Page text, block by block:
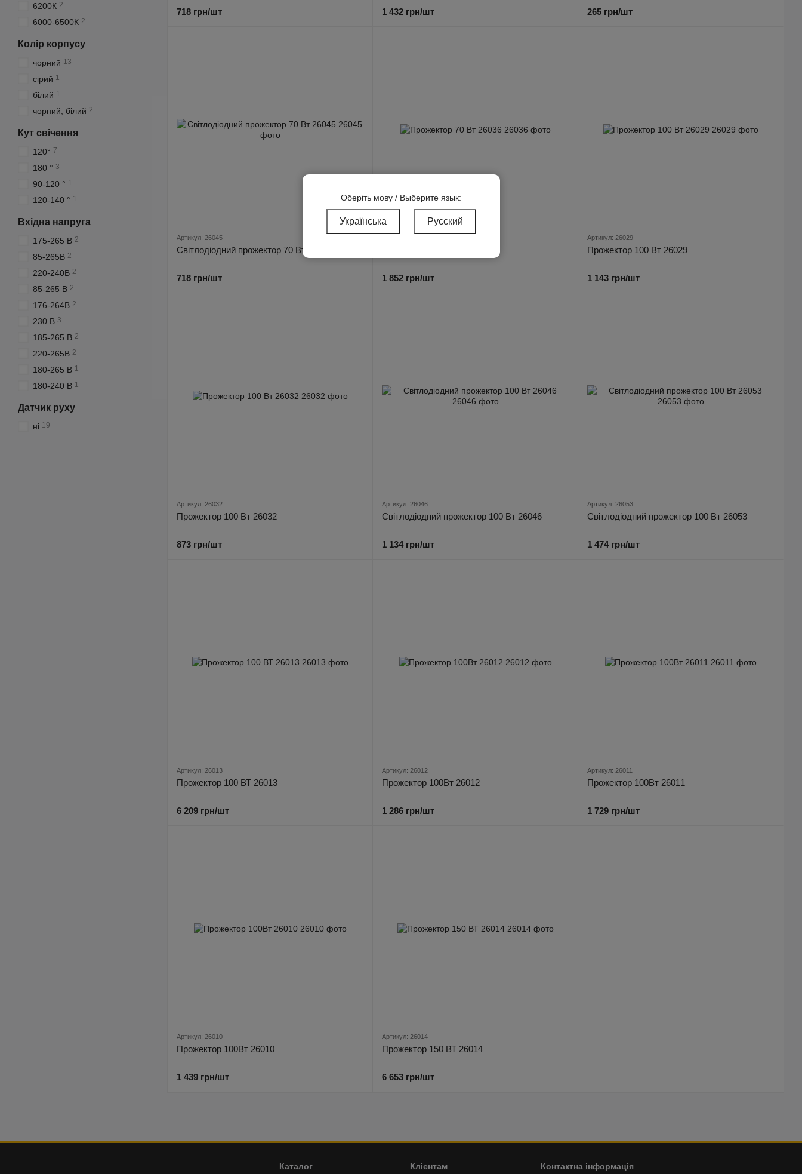
718 грн/шт 1 432 грн/шт 265 грн/шт
Артикул: 26045
Світлодіодний прожектор 70 Вт 26045
718 грн/шт 1 852 грн/шт
Артикул: 26029
Прожектор 100 Вт 26029
1 143 грн/шт
Артикул: 26032
Прожектор 100 Вт 26032
873 грн/шт
Артикул: 26046
Світлодіодний прожектор 100 Вт 26046
1 134 грн/шт
Артикул: 26053
Світлодіодний прожектор 100 Вт 26053
1 474 грн/шт
Артикул: 26013
Прожектор 100 ВТ 26013
6 209 грн/шт
Артикул: 26012
Прожектор 100Вт 26012
1 286 грн/шт
Артикул: 26011
Прожектор 100Вт 26011
1 729 грн/шт
Артикул: 26010
Прожектор 100Вт 26010
1 439 грн/шт
Артикул: 26014
Прожектор 150 ВТ 26014
6 653 грн/шт
6200К 2
6000-6500К 2
Колір корпусу
чорний 13
сірий 1
білий 1
чорний, білий 2
Кут свічення
120° 7
180 ° 3
90-120 ° 1
120-140 ° 1
Вхідна напруга
175-265 В 2
85-265В 2
220-240В 2
85-265 В 2
176-264В 2
230 В 3
185-265 В 2
220-265В 2
180-265 В 1
180-240 В 1
Датчик руху
ні 19
Каталог Клієнтам Контактна інформація
Оберіть мову / Выберите язык:
Українська Русский